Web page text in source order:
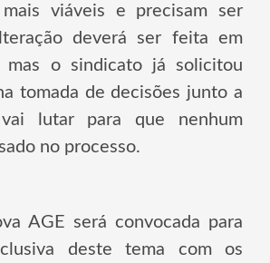
viáveis e precisam ser
deverá ser feita em
mas o sindicato já solicitou
tomada de decisões junto a
lutar para que nenhum
no processo.
AGE será convocada para
deste tema com os